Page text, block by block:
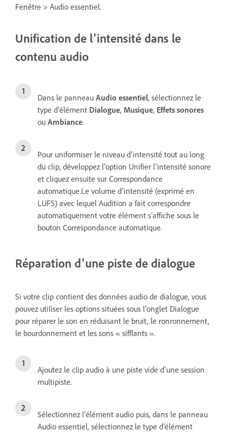
Fenêtre > Audio essentiel.
Unification de l’intensité dans le
contenu audio
Dans le panneau Audio essentiel, sélectionnez le
type d’élément Dialogue, Musique, Effets sonores
ou Ambiance.
Pour uniformiser le niveau d’intensité tout au long
du clip, développez l’option Unifier l’intensité sonore
et cliquez ensuite sur Correspondance
automatique.Le volume d’intensité (exprimé en
LUFS) avec lequel Audition a fait correspondre
automatiquement votre élément s’affiche sous le
bouton Correspondance automatique.
Réparation d’une piste de dialogue
Si votre clip contient des données audio de dialogue, vous
pouvez utiliser les options situées sous l’onglet Dialogue
pour réparer le son en réduisant le bruit, le ronronnement,
le bourdonnement et les sons « sifflants ».
Ajoutez le clip audio à une piste vide d’une session
multipiste.
Sélectionnez l’élément audio puis, dans le panneau
Audio essentiel, sélectionnez le type d’élément